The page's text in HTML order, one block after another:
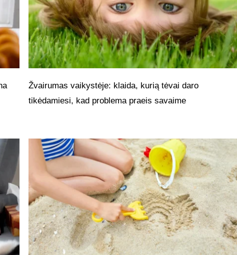
Žvairumas vaikystėje: klaida, kurią tėvai daro
tikėdamiesi, kad problema praeis savaime